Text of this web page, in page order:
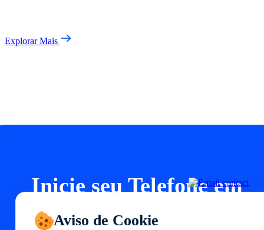
Explorar Mais
Inicie seu Telefone em
Nuvem em
Aviso de Cookie